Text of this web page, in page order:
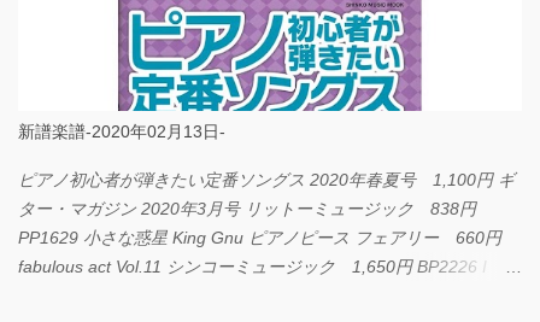
新譜楽譜-2020年02月13日-
ピアノ初心者が弾きたい定番ソングス 2020年春夏号 1,100円 ギ
ター・マガジン 2020年3月号 リットーミュージック 838円
PP1629 小さな惑星 King Gnu ピアノピース フェアリー 660円
fabulous act Vol.11 シンコーミュージック 1,650円 BP2226 I